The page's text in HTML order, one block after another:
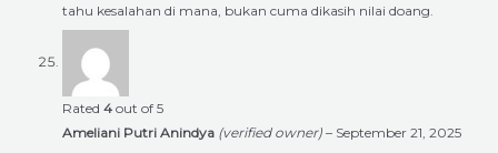
tahu kesalahan di mana, bukan cuma dikasih nilai doang.
Rated 4 out of 5
Ameliani Putri Anindya (verified owner) – September 21, 2025